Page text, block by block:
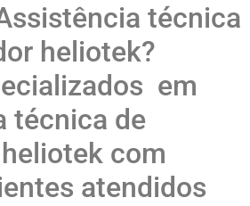
técnica
heliotek?
em
técnica de
com
atendidos